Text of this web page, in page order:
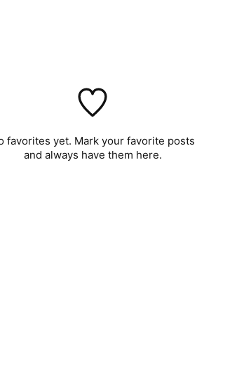
favorites yet. Mark your favorite posts
and always have them here.